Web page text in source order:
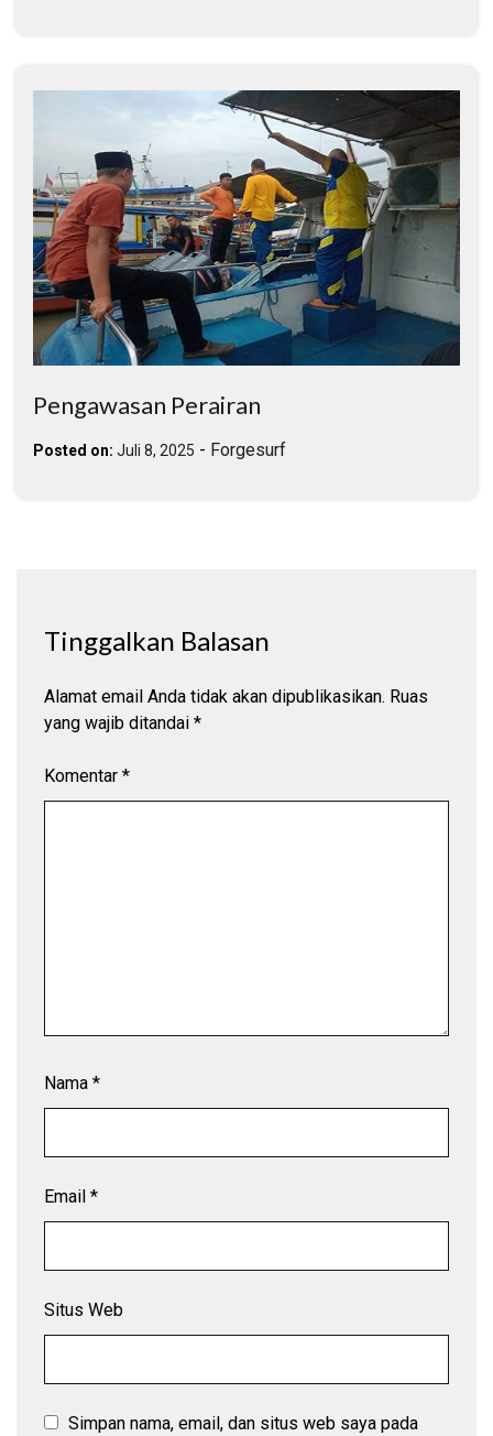
Pengawasan Perairan
Posted on: Juli 8, 2025 - Forgesurf
Tinggalkan Balasan
Alamat email Anda tidak akan dipublikasikan. Ruas
yang wajib ditandai *
Komentar *
Nama *
Email *
Situs Web
Simpan nama, email, dan situs web saya pada